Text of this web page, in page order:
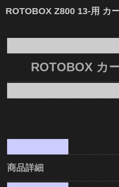
ROTOBOX Z800 13-用 カ
ROTOBOX カ
商品詳細